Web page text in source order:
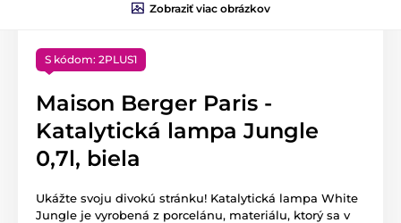
Zobraziť viac obrázkov
S kódom: 2PLUS1
Maison Berger Paris -
Katalytická lampa Jungle
0,7l, biela
Ukážte svoju divokú stránku! Katalytická lampa White
Jungle je vyrobená z porcelánu, materiálu, ktorý sa v